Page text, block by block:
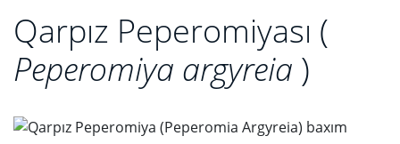
Qarpız Peperomiyası (
Peperomiya argyreia )